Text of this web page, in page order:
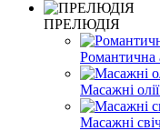
ПРЕЛЮДІЯ
Романтична
Масажні
Масажні